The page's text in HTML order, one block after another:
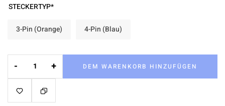
STECKERTYP*
3-Pin (Orange) 4-Pin (Blau)
- + DEM WARENKORB HINZUFÜGEN